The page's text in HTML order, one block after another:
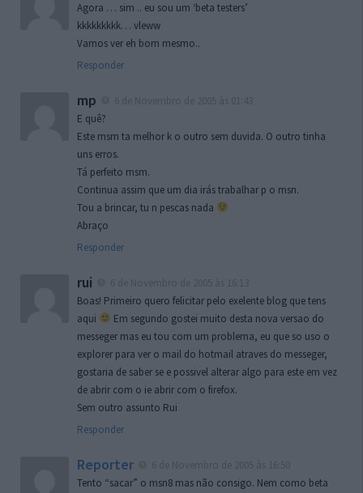
Agora … sim .. eu sou um ‘beta testers’
kkkkkkkkk… vleww
Vamos ver eh bom mesmo..
Responder
mp
E quê?
Este msm ta melhor k o outro sem duvida. O outro tinha
uns erros.
Tá perfeito msm.
Continua assim que um dia irás trabalhar p o msn.
Tou a brincar, tu n pescas nada
Abraço
Responder
rui
Boas! Primeiro quero felicitar pelo exelente blog que tens
aqui
Em segundo gostei muito desta nova versao do
messeger mas eu tou com um problema, eu que so uso o
explorer para ver o mail do hotmail atraves do messeger,
gostaria de saber se e possivel alterar algo para este em vez
de abrir com o ie abrir com o firefox.
Sem outro assunto Rui
Responder
Reporter
Tento “sacar” o msn8 mas não consigo. Nem como beta